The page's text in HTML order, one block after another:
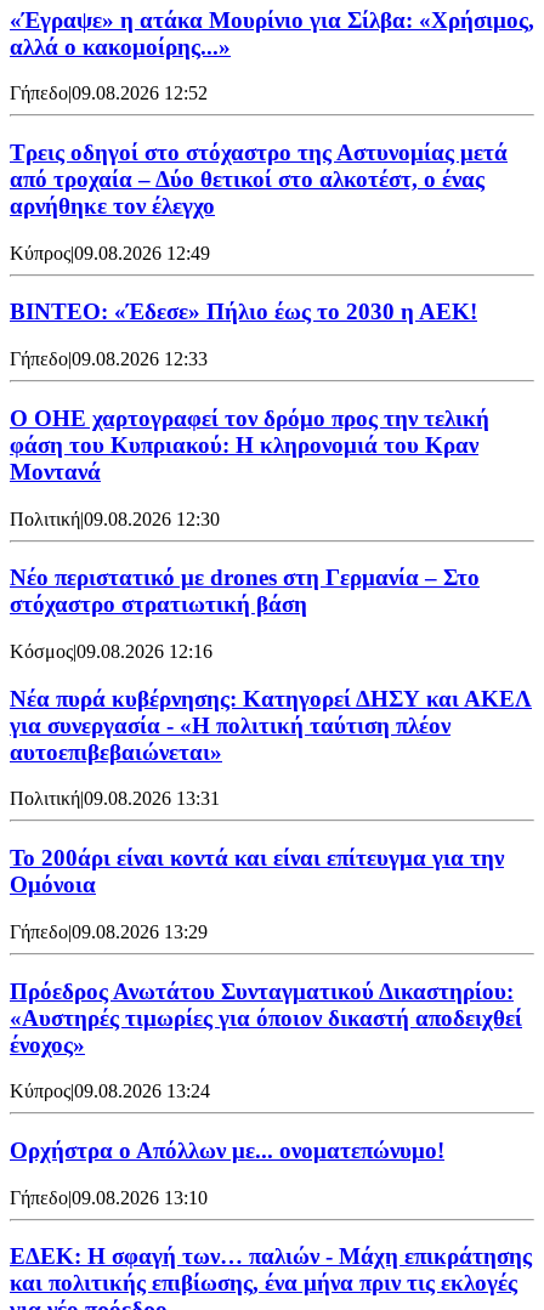
«Έγραψε» η ατάκα Μουρίνιο για Σίλβα: «Χρήσιμος,
αλλά ο κακομοίρης...»
Γήπεδο|09.08.2026 12:52
Τρεις οδηγοί στο στόχαστρο της Αστυνομίας μετά
από τροχαία – Δύο θετικοί στο αλκοτέστ, ο ένας
αρνήθηκε τον έλεγχο
Κύπρος|09.08.2026 12:49
ΒΙΝΤΕΟ: «Έδεσε» Πήλιο έως το 2030 η ΑΕΚ!
Γήπεδο|09.08.2026 12:33
Ο ΟΗΕ χαρτογραφεί τον δρόμο προς την τελική
φάση του Κυπριακού: Η κληρονομιά του Κραν
Μοντανά
Πολιτική|09.08.2026 12:30
Νέο περιστατικό με drones στη Γερμανία – Στο
στόχαστρο στρατιωτική βάση
Κόσμος|09.08.2026 12:16
Νέα πυρά κυβέρνησης: Κατηγορεί ΔΗΣΥ και ΑΚΕΛ
για συνεργασία - «Η πολιτική ταύτιση πλέον
αυτοεπιβεβαιώνεται»
Πολιτική|09.08.2026 13:31
Το 200άρι είναι κοντά και είναι επίτευγμα για την
Ομόνοια
Γήπεδο|09.08.2026 13:29
Πρόεδρος Ανωτάτου Συνταγματικού Δικαστηρίου:
«Αυστηρές τιμωρίες για όποιον δικαστή αποδειχθεί
ένοχος»
Κύπρος|09.08.2026 13:24
Ορχήστρα o Aπόλλων με... ονοματεπώνυμο!
Γήπεδο|09.08.2026 13:10
ΕΔΕΚ: Η σφαγή των… παλιών - Μάχη επικράτησης
και πολιτικής επιβίωσης, ένα μήνα πριν τις εκλογές